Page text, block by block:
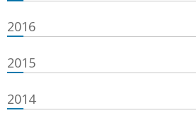
2016
2015
2014